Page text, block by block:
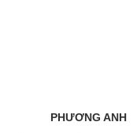
PHƯƠNG ANH